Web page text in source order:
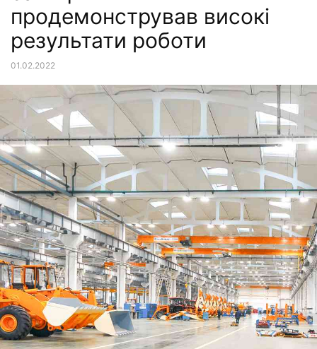
продемонстрував високі
результати роботи
01.02.2022